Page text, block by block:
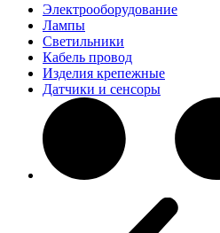
Электрооборудование
Лампы
Светильники
Кабель провод
Изделия крепежные
Датчики и сенсоры